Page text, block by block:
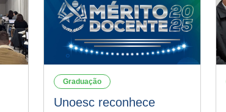
Graduação
Unoesc reconhece